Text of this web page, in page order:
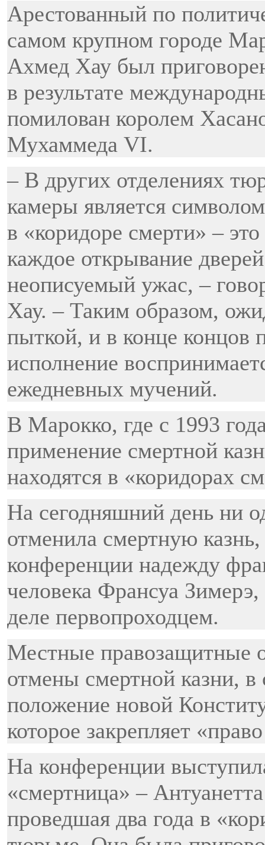
Арестованный по
самом крупном городе
Ахмед Хау был
в результате
помилован королем
Мухаммеда VI.
– В других отделениях
камеры является
в «коридоре смерти» –
каждое открывание
неописуемый ужас, –
Хау. – Таким образом,
пыткой, и в конце концов
исполнение
ежедневных мучений.
В Марокко, где с 1993
применение смертной
находятся в «коридорах
На сегодняшний день ни
отменила смертную
конференции надежду
человека Франсуа
деле первопроходцем.
Местные правозащитные
отмены смертной казни, в
положение новой
которое закрепляет
На конференции
«смертница» –
проведшая два года в